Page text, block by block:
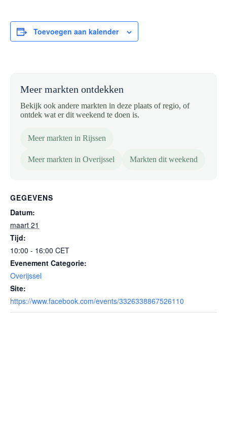
Toevoegen aan kalender
Meer markten ontdekken
Bekijk ook andere markten in deze plaats of regio, of
ontdek wat er dit weekend te doen is.
Meer markten in Rijssen
Meer markten in Overijssel Markten dit weekend
GEGEVENS
Datum:
maart 21
Tijd:
10:00 - 16:00 CET
Evenement Categorie:
Overijssel
Site:
https://www.facebook.com/events/3326338867526110